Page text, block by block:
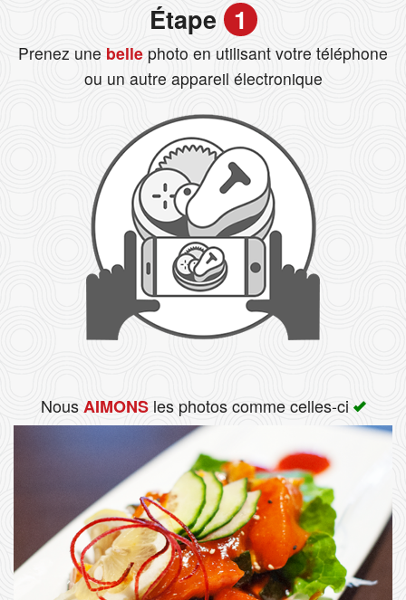
Étape 1
Prenez une belle photo en utilisant votre téléphone
ou un autre appareil électronique
NousAIMONSles photos comme celles-ci